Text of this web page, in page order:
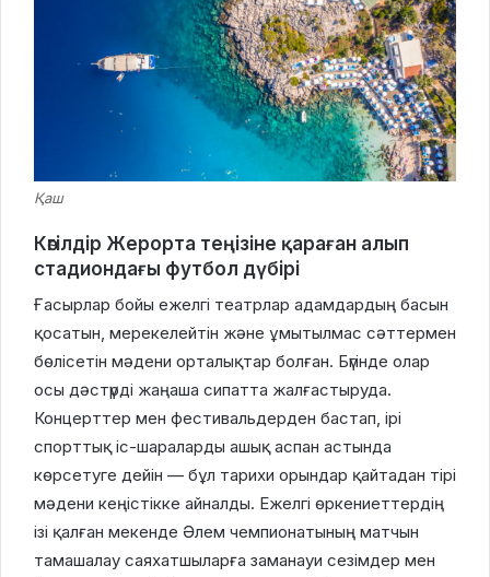
Қаш
Көгілдір Жерорта теңізіне қараған алып
стадиондағы футбол дүбірі
Ғасырлар бойы ежелгі театрлар адамдардың басын
қосатын, мерекелейтін және ұмытылмас сәттермен
бөлісетін мәдени орталықтар болған. Бүгінде олар
осы дәстүрді жаңаша сипатта жалғастыруда.
Концерттер мен фестивальдерден бастап, ірі
спорттық іс-шараларды ашық аспан астында
көрсетуге дейін — бұл тарихи орындар қайтадан тірі
мәдени кеңістікке айналды. Ежелгі өркениеттердің
ізі қалған мекенде Әлем чемпионатының матчын
тамашалау саяхатшыларға заманауи сезімдер мен